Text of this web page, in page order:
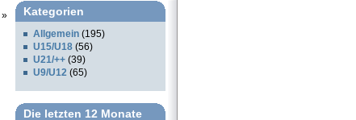
» Kategorien
Allgemein (195)
U15/U18 (56)
U21/++ (39)
U9/U12 (65)
Die letzten 12 Monate